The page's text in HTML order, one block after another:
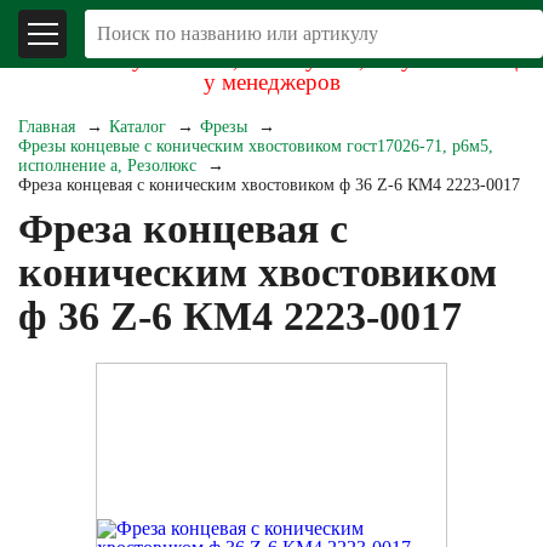
В связи со складывающейся экономической
обстановкой уточняйте, пожалуйста, актуальность цен
у менеджеров
Главная Каталог
Фрезы
Фрезы концевые с коническим хвостовиком гост17026-71, р6м5,
исполнение а, Резолюкс
Фреза концевая с коническим хвостовиком ф 36 Z-6 КМ4 2223-0017
Фреза концевая с
коническим хвостовиком
ф 36 Z-6 КМ4 2223-0017